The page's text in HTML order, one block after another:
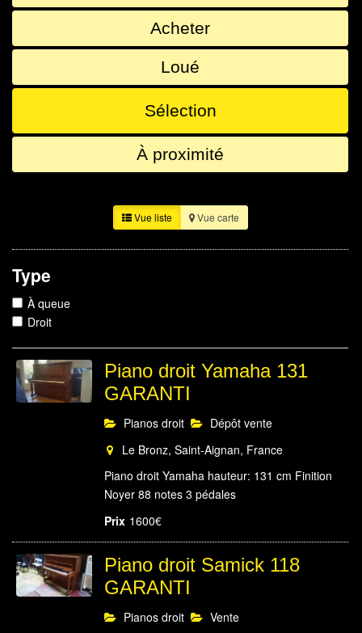
Acheter
Loué
Sélection
À proximité
Vue liste Vue carte
Type
À queue
Droit
Piano droit Yamaha 131
GARANTI
Pianos droit
Dépôt vente
Le Bronz, Saint-Aignan, France
Piano droit Yamaha hauteur: 131 cm Finition
Noyer 88 notes 3 pédales
Prix 1600€
Piano droit Samick 118
GARANTI
Pianos droit
Vente